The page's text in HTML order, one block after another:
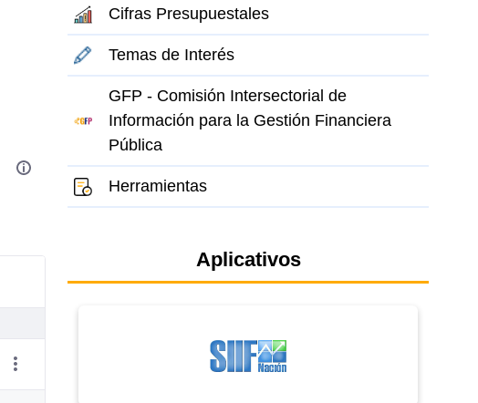
Cifras Presupuestales
Temas de Interés
GFP - Comisión Intersectorial de
Información para la Gestión Financiera
Pública
Herramientas
Aplicativos